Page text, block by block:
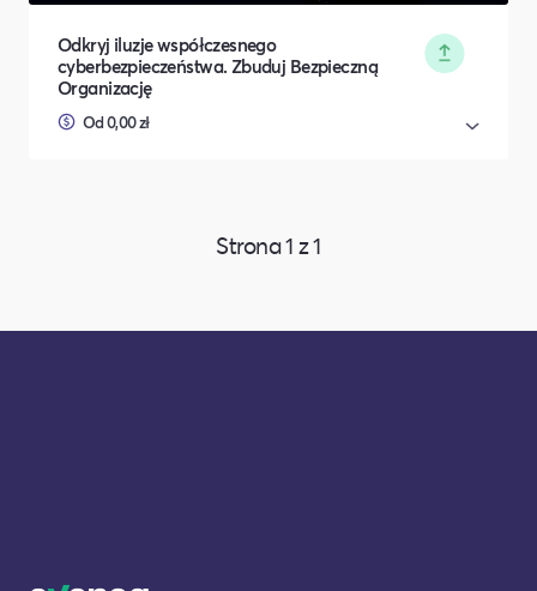
Odkryj iluzje współczesnego
cyberbezpieczeństwa. Zbuduj Bezpieczną
Organizację
Od 0,00 zł
Strona1 z1